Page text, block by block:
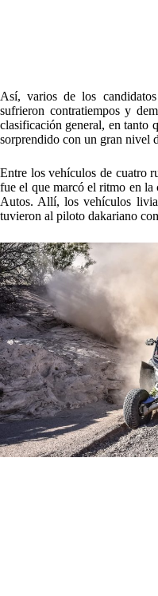
Así, varios de los
sufrieron contratiempos y
clasificación general, en tanto
sorprendido con un gran nivel
Entre los vehículos de cuatro
fue el que marcó el ritmo en
Autos. Allí, los vehículos
tuvieron al piloto dakariano